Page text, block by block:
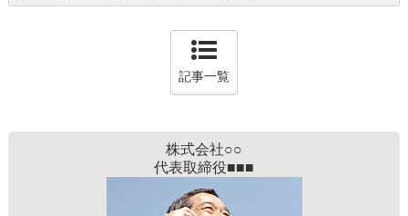
記事一覧
株式会社○○
代表取締役■■■